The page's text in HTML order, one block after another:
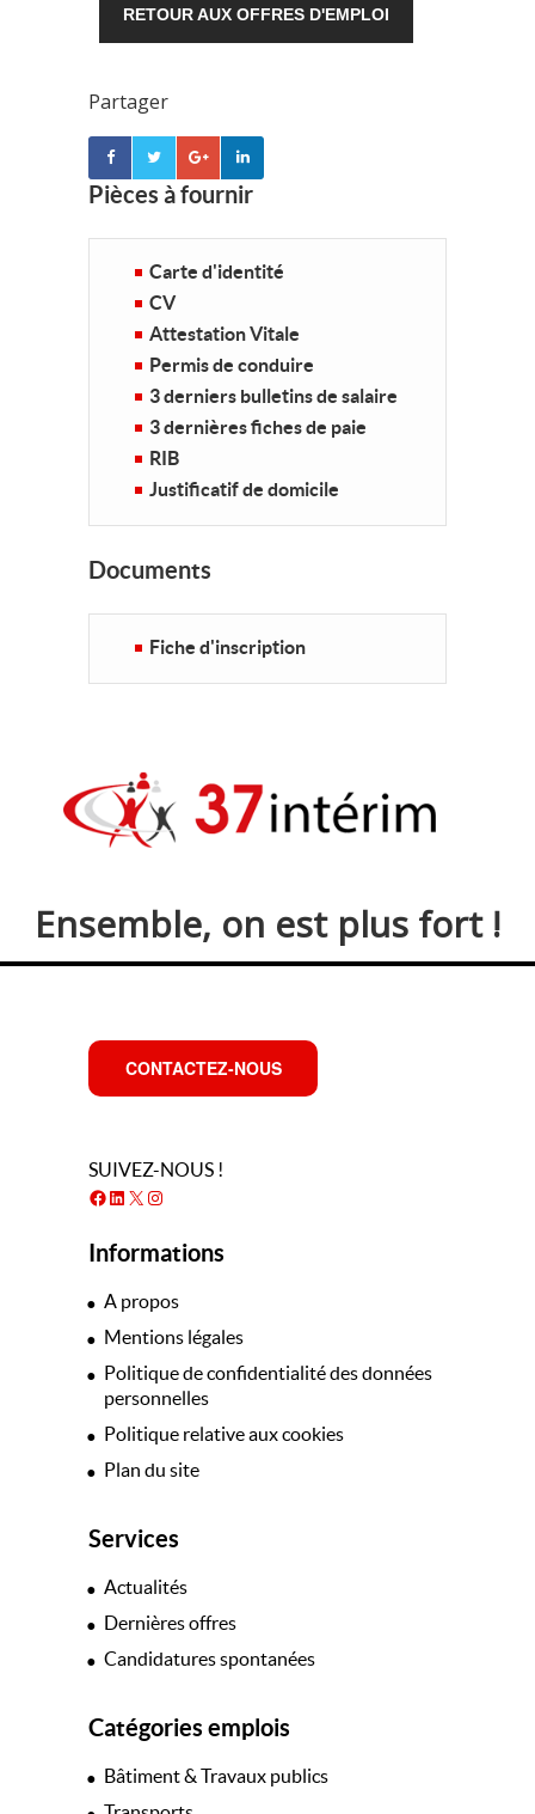
RETOUR AUX OFFRES D'EMPLOI
Partager
Pièces à fournir
Carte d'identité
CV
Attestation Vitale
Permis de conduire
3 derniers bulletins de salaire
3 dernières fiches de paie
RIB
Justificatif de domicile
Documents
Fiche d'inscription
Ensemble, on est plus fort !
CONTACTEZ-NOUS
SUIVEZ-NOUS !
Facebook
LinkedIn
X Instagram
Informations
A propos
Mentions légales
Politique de confidentialité des données
personnelles
Politique relative aux cookies
Plan du site
Services
Actualités
Dernières offres
Candidatures spontanées
Catégories emplois
Bâtiment & Travaux publics